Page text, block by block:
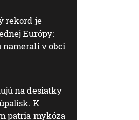
rekord je
Európy:
namerali v obci
na desiatky
K
patria mykóza